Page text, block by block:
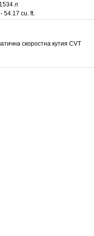
л
54.17 cu. ft.
скоростна кутия CVT